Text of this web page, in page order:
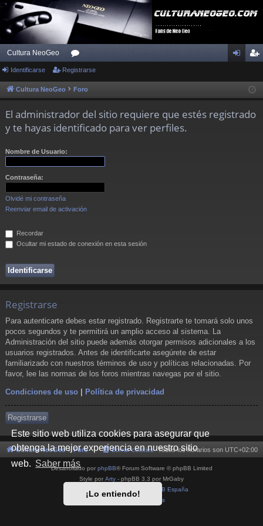
Este sitio web utiliza cookies para asegurar que
obtenga la mejor experiencia en nuestro sitio
web. Saber más
¡Lo entiendo!
Cultura NeoGeo
or
os ist
Identificarse Registrarse
Cultura NeoGeo Foro
El administrador del sitio requiere que estés registrado
y te hayas identificado para ver perfiles.
Nombre de Usuario:
Contraseña:
Olvidé mi contraseña
Reenviar email de activación
Recordar
Ocultar mi estado de conexión en esta sesión
Registrarse
Para autenticarte debes estar registrado. Registrarte te tomará solo unos
pocos segundos y te permitirá un amplio acceso al sistema. La
Administración del sitio puede además otorgar permisos adicionales a los
usuarios registrados. Antes de identificarte asegúrete de estar
familiarizado con nuestros términos de uso y políticas relacionadas. Por
favor, lee las normas de los foros mientras navegas por el sitio.
Condiciones de uso Política de privacidad
Registrarse
Cultura NeoGeo Foro Todos los horarios son UTC+02:00
Borrar cookies
Desarrollado por phpBB® Forum Software © phpBB Limited
Style por Arty - phpBB 3.3 por MrGaby
phpBB España
Condiciones